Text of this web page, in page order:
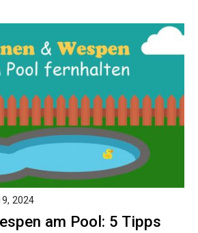
am Pool: 5 Tipps
2024